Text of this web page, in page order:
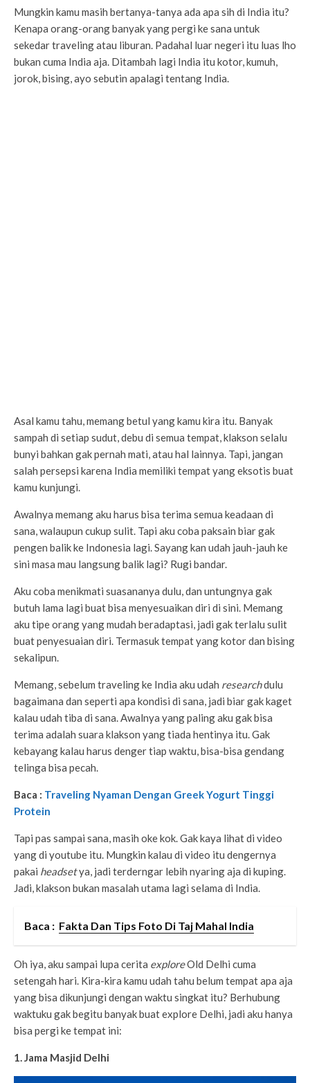
Mungkin kamu masih bertanya-tanya ada apa sih di India itu?
Kenapa orang-orang banyak yang pergi ke sana untuk
sekedar traveling atau liburan. Padahal luar negeri itu luas lho
bukan cuma India aja. Ditambah lagi India itu kotor, kumuh,
jorok, bising, ayo sebutin apalagi tentang India.
Asal kamu tahu, memang betul yang kamu kira itu. Banyak
sampah di setiap sudut, debu di semua tempat, klakson selalu
bunyi bahkan gak pernah mati, atau hal lainnya. Tapi, jangan
salah persepsi karena India memiliki tempat yang eksotis buat
kamu kunjungi.
Awalnya memang aku harus bisa terima semua keadaan di
sana, walaupun cukup sulit. Tapi aku coba paksain biar gak
pengen balik ke Indonesia lagi. Sayang kan udah jauh-jauh ke
sini masa mau langsung balik lagi? Rugi bandar.
Aku coba menikmati suasananya dulu, dan untungnya gak
butuh lama lagi buat bisa menyesuaikan diri di sini. Memang
aku tipe orang yang mudah beradaptasi, jadi gak terlalu sulit
buat penyesuaian diri. Termasuk tempat yang kotor dan bising
sekalipun.
Memang, sebelum traveling ke India aku udah researchdulu
bagaimana dan seperti apa kondisi di sana, jadi biar gak kaget
kalau udah tiba di sana. Awalnya yang paling aku gak bisa
terima adalah suara klakson yang tiada hentinya itu. Gak
kebayang kalau harus denger tiap waktu, bisa-bisa gendang
telinga bisa pecah.
Baca : Traveling Nyaman Dengan Greek Yogurt Tinggi
Protein
Tapi pas sampai sana, masih oke kok. Gak kaya lihat di video
yang di youtube itu. Mungkin kalau di video itu dengernya
pakai headsetya, jadi terderngar lebih nyaring aja di kuping.
Jadi, klakson bukan masalah utama lagi selama di India.
Baca : Fakta Dan Tips Foto Di Taj Mahal India
Oh iya, aku sampai lupa cerita exploreOld Delhi cuma
setengah hari. Kira-kira kamu udah tahu belum tempat apa aja
yang bisa dikunjungi dengan waktu singkat itu? Berhubung
waktuku gak begitu banyak buat explore Delhi, jadi aku hanya
bisa pergi ke tempat ini:
1. Jama Masjid Delhi